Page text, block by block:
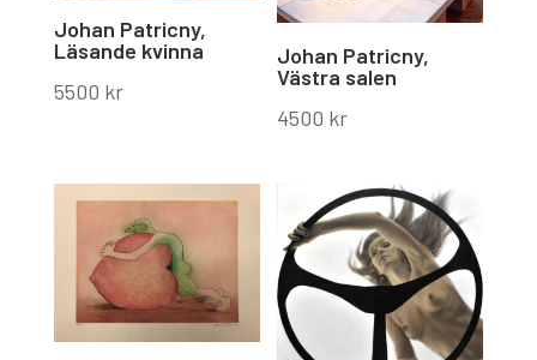
Johan Patricny,
Läsande kvinna
5500 kr
Johan Patricny,
Västra salen
4500 kr